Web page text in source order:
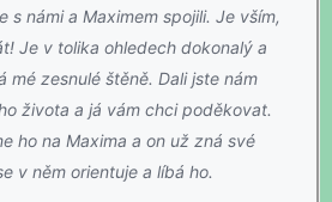
s námi a Maximem spojili. Je vším,
Je v tolika ohledech dokonalý a
mé zesnulé štěně. Dali jste nám
života a já vám chci poděkovat.
ho na Maxima a on už zná své
v něm orientuje a líbá ho.